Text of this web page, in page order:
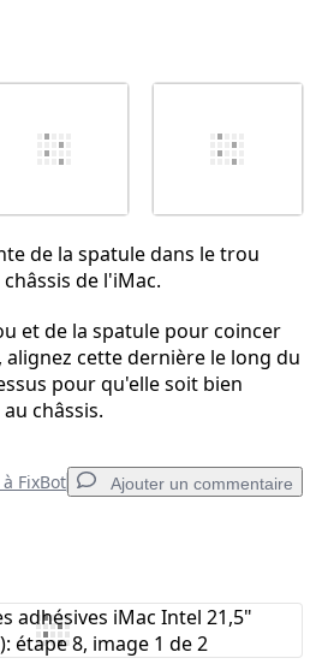
de la spatule dans le trou
de l'iMac.
et de la spatule pour coincer
alignez cette dernière le long du
pour qu'elle soit bien
châssis.
FixBot Ajouter un commentaire